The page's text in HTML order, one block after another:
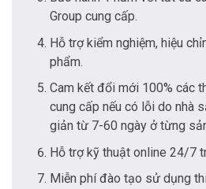
Group cung cấp.
Hỗ trợ kiểm nghiệm, hiệu
phẩm.
Cam kết đổi mới 100% các
cung cấp nếu có lỗi do nhà
giản từ 7-60 ngày ở từng
Hỗ trợ kỹ thuật online 24/7
Miễn phí đào tạo sử dụng